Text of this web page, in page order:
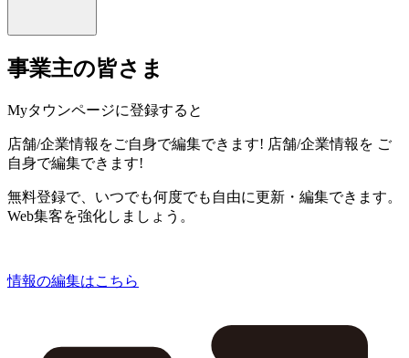
事業主の皆さま
Myタウンページに登録すると
店舗/企業情報をご自身で編集できます! 店舗/企業情報を ご
自身で編集できます!
無料登録で、いつでも何度でも自由に更新・編集できます。
Web集客を強化しましょう。
情報の編集はこちら